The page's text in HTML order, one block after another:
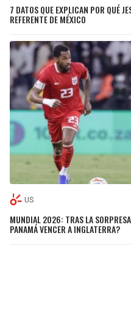
7 DATOS QUE EXPLICAN POR QUÉ
REFERENTE DE MÉXICO
US
MUNDIAL 2026: TRAS LA
PANAMÁ VENCER A INGLATERRA?